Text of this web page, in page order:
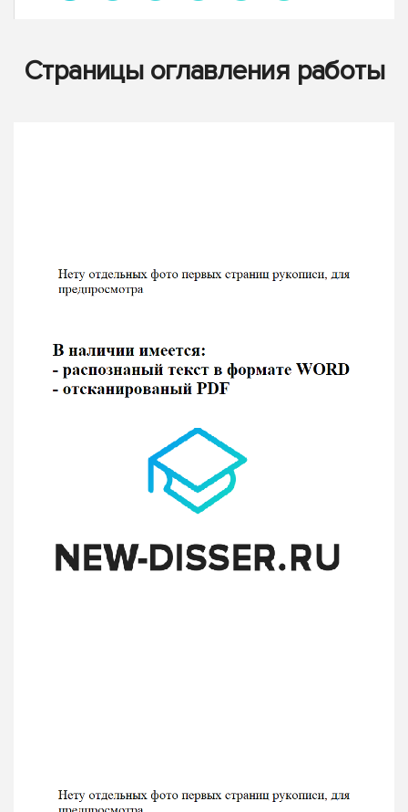
Страницы оглавления работы